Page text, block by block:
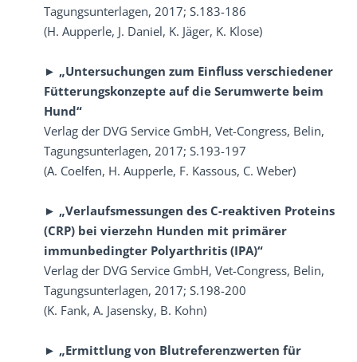
Tagungsunterlagen, 2017; S.183-186
(H. Aupperle, J. Daniel, K. Jäger, K. Klose)
► „Untersuchungen zum Einfluss verschiedener
Fütterungskonzepte auf die Serumwerte beim
Hund“
Verlag der DVG Service GmbH, Vet-Congress, Belin,
Tagungsunterlagen, 2017; S.193-197
(A. Coelfen, H. Aupperle, F. Kassous, C. Weber)
► „Verlaufsmessungen des C-reaktiven Proteins
(CRP) bei vierzehn Hunden mit primärer
immunbedingter Polyarthritis (IPA)“
Verlag der DVG Service GmbH, Vet-Congress, Belin,
Tagungsunterlagen, 2017; S.198-200
(K. Fank, A. Jasensky, B. Kohn)
► „Ermittlung von Blutreferenzwerten für